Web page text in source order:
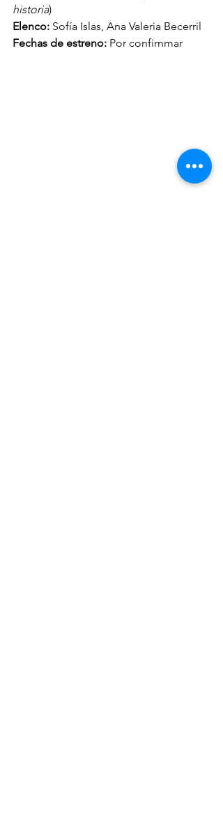
historia)
Elenco: Sofía Islas, Ana Valeria Becerril
Fechas de estreno: Por confirnmar